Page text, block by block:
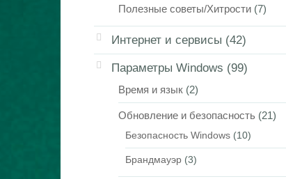
Полезные советы/Хитрости (7)
Интернет и сервисы (42)
Параметры Windows (99)
Время и язык (2)
Обновление и безопасность (21)
Безопасность Windows (10)
Брандмауэр (3)